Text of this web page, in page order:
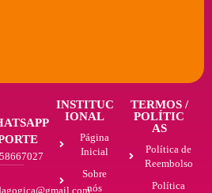
INSTITUC
IONAL
Página
Inicial
Sobre
nós
TERMOS /
POLÍTIC
AS
Política de
Reembolso
Política